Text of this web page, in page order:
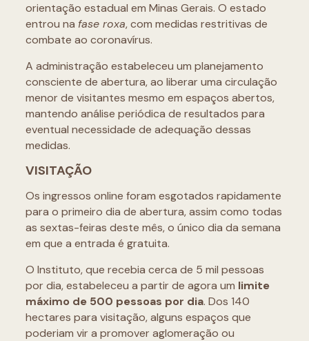
orientação estadual em Minas Gerais. O estado
entrou na fase roxa, com medidas restritivas de
combate ao coronavírus.
A administração estabeleceu um planejamento
consciente de abertura, ao liberar uma circulação
menor de visitantes mesmo em espaços abertos,
mantendo análise periódica de resultados para
eventual necessidade de adequação dessas
medidas.
VISITAÇÃO
Os ingressos online foram esgotados rapidamente
para o primeiro dia de abertura, assim como todas
as sextas-feiras deste mês, o único dia da semana
em que a entrada é gratuita.
O Instituto, que recebia cerca de 5 mil pessoas
por dia, estabeleceu a partir de agora um limite
máximo de 500 pessoas por dia. Dos 140
hectares para visitação, alguns espaços que
poderiam vir a promover aglomeração ou